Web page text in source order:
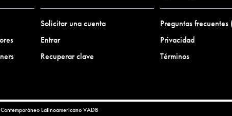
Solicitar una cuenta
Entrar
Recuperar clave
Preguntas frecuentes
Privacidad
Términos
LatinoamericanoVADB